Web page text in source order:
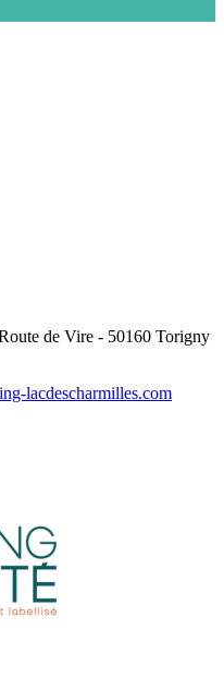
de Vire - 50160 Torigny
lacdescharmilles.com